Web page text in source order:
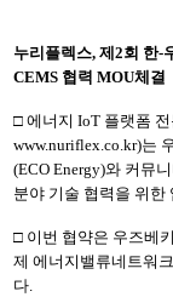
누리플렉스, 제2회 한
CEMS 협력 MOU체결
□ 에너지 IoT 플랫폼
www.nuriflex.co.kr)는
(ECO Energy)와 커뮤
분야 기술 협력을 위한
□ 이번 협약은 우즈베
제 에너지밸류네트워크
다.